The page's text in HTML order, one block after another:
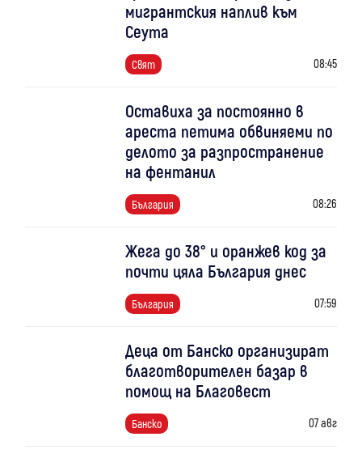
мигрантския наплив към
Сеута
Свят 08:45
Оставиха за постоянно в
ареста петима обвиняеми по
делото за разпространение
на фентанил
България 08:26
Жега до 38° и оранжев код за
почти цяла България днес
България 07:59
Деца от Банско организират
благотворителен базар в
помощ на Благовест
Банско 07 авг